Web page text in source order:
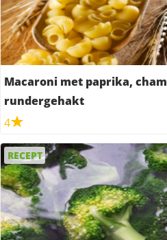
Macaroni met paprika,
rundergehakt
4
RECEPT